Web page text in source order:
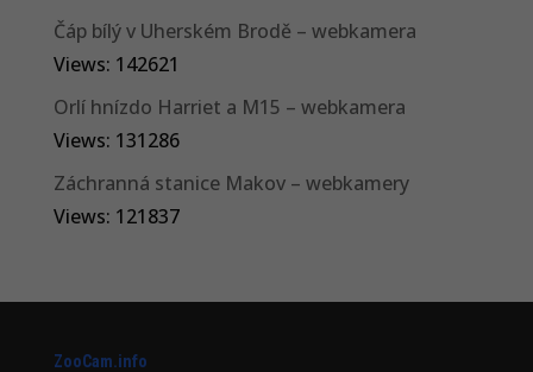
Čáp bílý v Uherském Brodě – webkamera
Views: 142621
Orlí hnízdo Harriet a M15 – webkamera
Views: 131286
Záchranná stanice Makov – webkamery
Views: 121837
ZooCam.info